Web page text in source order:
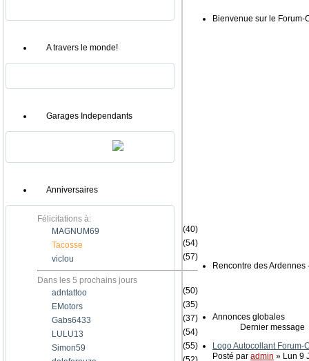
A travers le monde!
Garages Independants
Anniversaires
Félicitations à:
MAGNUM69
(40)
Tacosse
(54)
viclou
(57)
Dans les 5 prochains jours
adntattoo
(50)
EMotors
(35)
Gabs6433
(37)
LULU13
(54)
Simon59
(55)
Bienvenue sur le Forum-
Rencontre des
Annonces globales
Dernier message
Logo Autocollant Forum-
Posté par admin » Lun 9